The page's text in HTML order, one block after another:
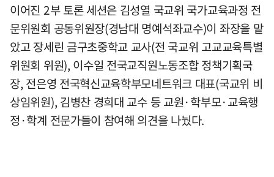
이어진 2부 토론 세션은 김성열 국교위 국가교육과정 전
문위원회 공동위원장(경남대 명예석좌교수)이 좌장을 맡
았고 장세린 금구초중학교 교사(전 국교위 고교교육특별
위원회 위원), 이수일 전국교직원노동조합 정책기획국
장, 전은영 전국혁신교육학부모네트워크 대표(국교위 비
상임위원), 김병찬 경희대 교수 등 교원·학부모·교육행
정·학계 전문가들이 참여해 의견을 나눴다.